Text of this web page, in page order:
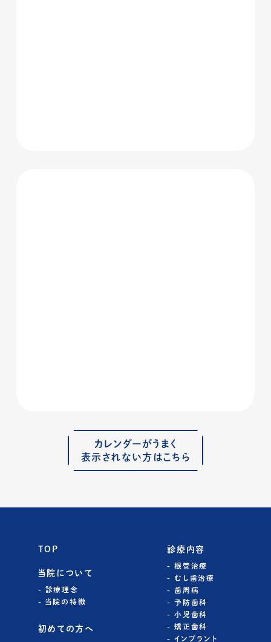
カレンダーがうまく
表示されない方はこちら
TOP
当院について
診療理念
当院の特徴
初めての方へ
診療内容
根管治療
むし歯治療
歯周病
予防歯科
小児歯科
矯正歯科
インプラント